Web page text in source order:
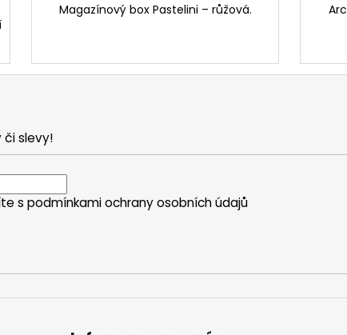
Magazínový box Pastelini – růžová.
či slevy!
s podmínkami ochrany osobních údajů